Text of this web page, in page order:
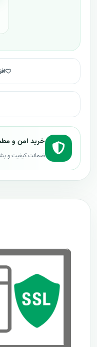
خرید امن و
ضمانت کیفیت و